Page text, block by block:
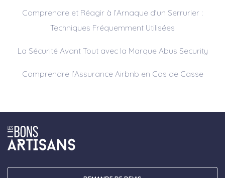
Comprendre et Réagir à l’Arnaque d’un Serrurier :
Techniques Fréquemment Utilisées
La Sécurité Avant Tout avec la Marque Abus Security
Comprendre l’Assurance Airbnb en Cas de Casse